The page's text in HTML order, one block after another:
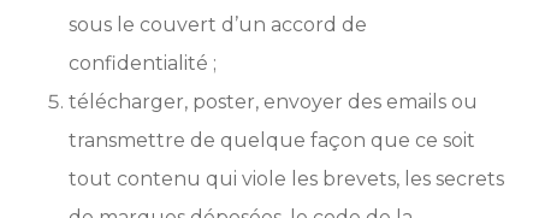
sous le couvert d’un accord de
confidentialité ;
télécharger, poster, envoyer des emails ou
transmettre de quelque façon que ce soit
tout contenu qui viole les brevets, les secrets